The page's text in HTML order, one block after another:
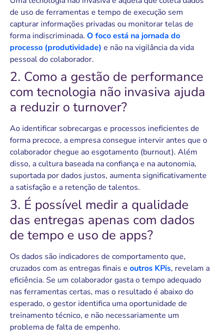
de uso de ferramentas e tempo de execução sem
capturar informações privadas ou monitorar telas de
forma indiscriminada. O foco está na jornada do
processo (produtividade) e não na vigilância da vida
pessoal do colaborador.
2. Como a gestão de performance
com tecnologia não invasiva ajuda
a reduzir o turnover?
Ao identificar sobrecargas e processos ineficientes de
forma precoce, a empresa consegue intervir antes que o
colaborador chegue ao esgotamento (burnout). Além
disso, a cultura baseada na confiança e na autonomia,
suportada por dados justos, aumenta significativamente
a satisfação e a retenção de talentos.
3. É possível medir a qualidade
das entregas apenas com dados
de tempo e uso de apps?
Os dados são indicadores de comportamento que,
cruzados com as entregas finais e outros KPis, revelam a
eficiência. Se um colaborador gasta o tempo adequado
nas ferramentas certas, mas o resultado é abaixo do
esperado, o gestor identifica uma oportunidade de
treinamento técnico, e não necessariamente um
problema de falta de empenho.